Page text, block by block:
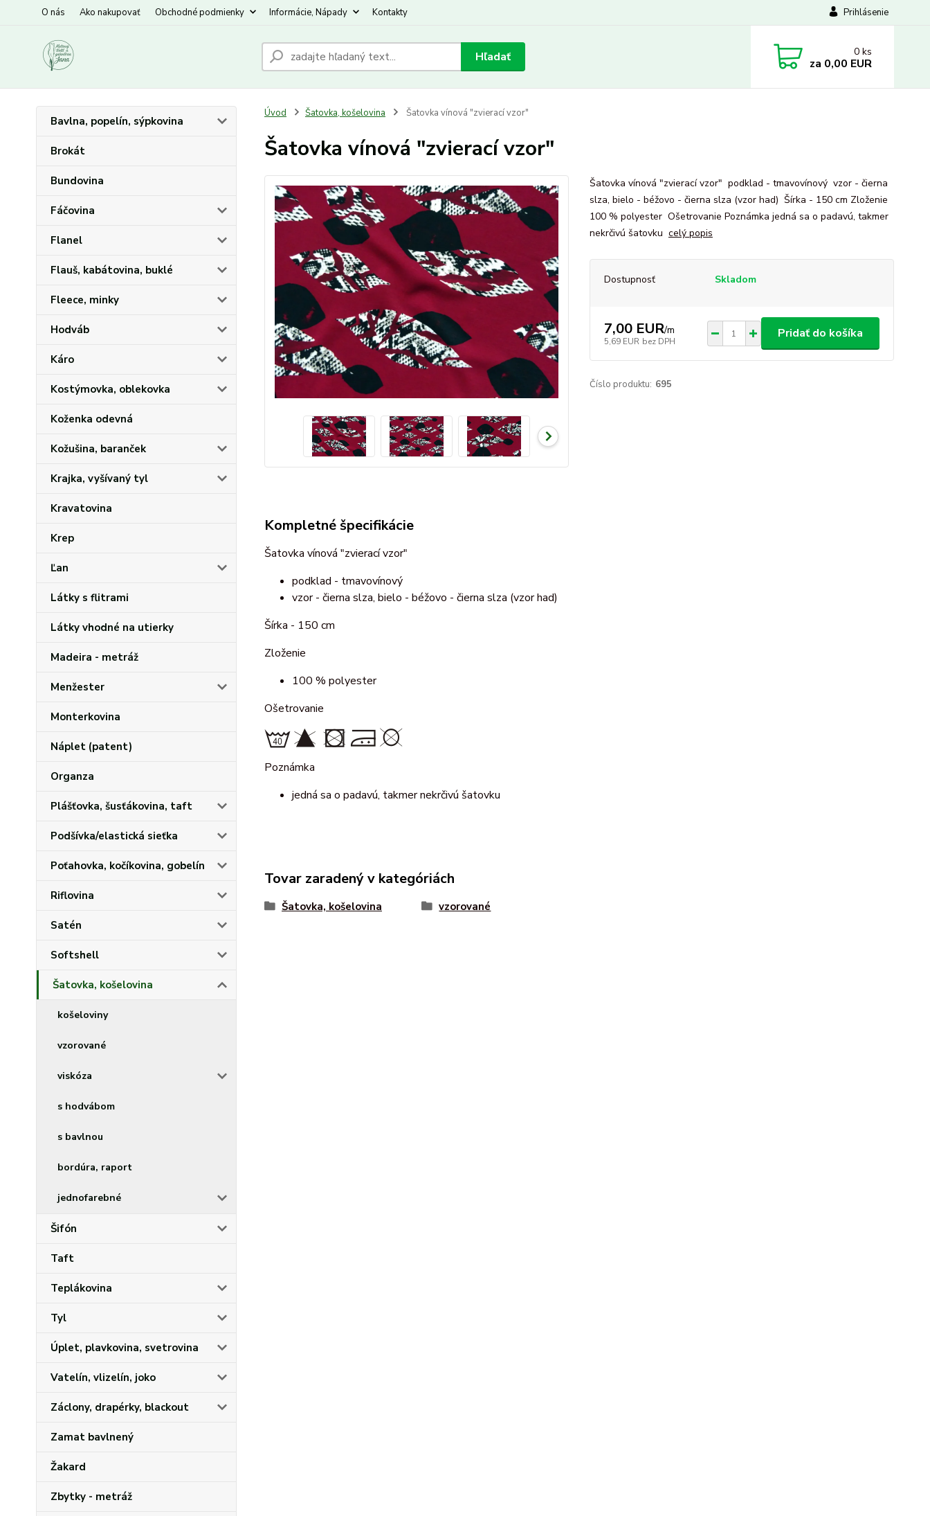
O nás Ako nakupovať Obchodné podmienky Informácie, Nápady Kontakty Prihlásenie
Hľadať 0 ks
za 0,00 EUR
Bavlna, popelín, sýpkovina
Brokát
Bundovina
Fáčovina
Flanel
Flauš, kabátovina, buklé
Fleece, minky
Hodváb
Káro
Kostýmovka, oblekovka
Koženka odevná
Kožušina, baranček
Krajka, vyšívaný tyl
Kravatovina
Krep
Ľan
Látky s flitrami
Látky vhodné na utierky
Madeira - metráž
Menžester
Monterkovina
Náplet (patent)
Organza
Plášťovka, šusťákovina, taft
Podšívka/elastická sieťka
Poťahovka, kočíkovina, gobelín
Riflovina
Satén
Softshell
Šatovka, košelovina
košeloviny
vzorované
viskóza
s hodvábom
s bavlnou
bordúra, raport
jednofarebné
Šifón
Taft
Teplákovina
Tyl
Úplet, plavkovina, svetrovina
Vatelín, vlizelín, joko
Záclony, drapérky, blackout
Zamat bavlnený
Žakard
Zbytky - metráž
Úvod Šatovka, košelovina Šatovka vínová "zvierací vzor"
Šatovka vínová "zvierací vzor"
Šatovka vínová "zvierací vzor" podklad - tmavovínový vzor - čierna
slza, bielo - béžovo - čierna slza (vzor had) Šírka - 150 cm Zloženie
100 % polyester Ošetrovanie Poznámka jedná sa o padavú, takmer
nekrčivú šatovku celý popis
Dostupnosť Skladom
7,00 EUR/m
5,69 EUR bez DPH
Pridať do košíka
Číslo produktu: 695
Kompletné špecifikácie
Šatovka vínová "zvierací vzor"
podklad - tmavovínový
vzor - čierna slza, bielo - béžovo - čierna slza (vzor had)
Šírka - 150 cm
Zloženie
100 % polyester
Ošetrovanie
Poznámka
jedná sa o padavú, takmer nekrčivú šatovku
Tovar zaradený v kategóriách
Šatovka, košelovina vzorované